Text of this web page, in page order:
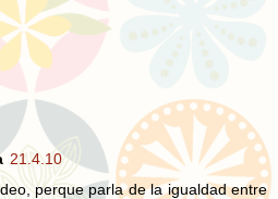
21.4.10
perque parla de la igualdad entre